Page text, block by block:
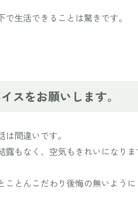
生活できることは驚きです。
スをお願いします。
間違いです。
もなく、空気もきれいになりま
とんこだわり後悔の無いように